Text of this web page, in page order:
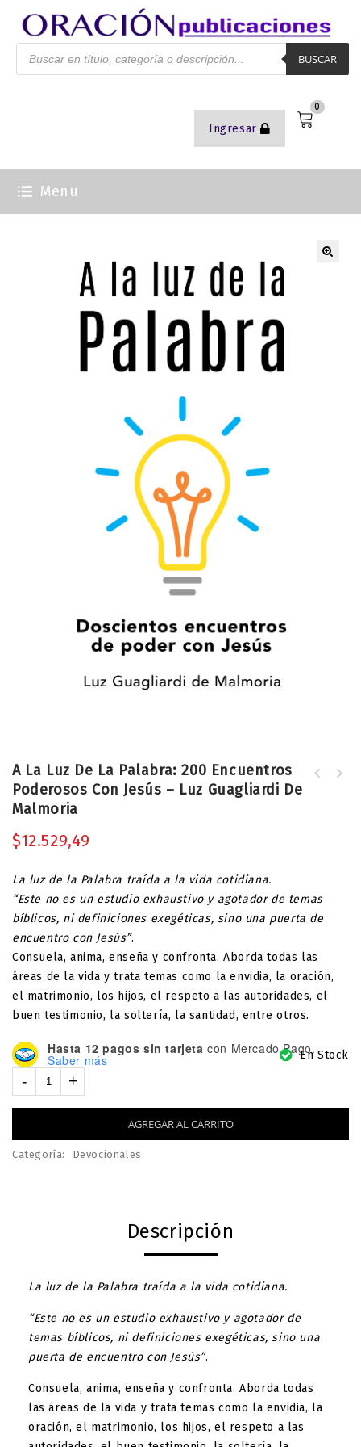
Ingresar
0
BUSCAR
Menu
A La Luz De La Palabra: 200 Encuentros
Poderosos Con Jesús – Luz Guagliardi De
Malmoria
$12.529,49
La luz de la Palabra traída a la vida cotidiana.
“Este no es un estudio exhaustivo y agotador de temas
bíblicos, ni definiciones exegéticas, sino una puerta de
encuentro con Jesús”.
Consuela, anima, enseña y confronta. Aborda todas las
áreas de la vida y trata temas como la envidia, la oración,
el matrimonio, los hijos, el respeto a las autoridades, el
buen testimonio, la soltería, la santidad, entre otros.
En Stock
Hasta 12 pagos sin tarjeta con Mercado Pago.
Saber más
AGREGAR AL CARRITO
Categoría: Devocionales
Descripción
La luz de la Palabra traída a la vida cotidiana.
“Este no es un estudio exhaustivo y agotador de
temas bíblicos, ni definiciones exegéticas, sino una
puerta de encuentro con Jesús”.
Consuela, anima, enseña y confronta. Aborda todas
las áreas de la vida y trata temas como la envidia, la
oración, el matrimonio, los hijos, el respeto a las